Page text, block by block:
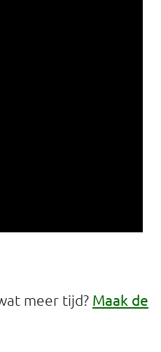
meer tijd? Maak de